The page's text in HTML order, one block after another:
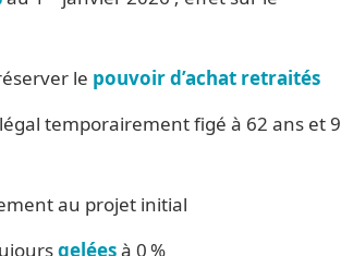
le pouvoir d’achat retraités
temporairement figé à 62 ans et 9
au projet initial
geléesà 0 %